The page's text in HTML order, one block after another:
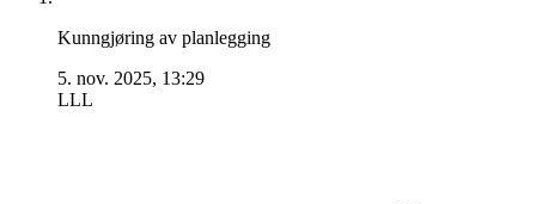
Kunngjøring av planlegging
5. nov. 2025, 13:29
LLL